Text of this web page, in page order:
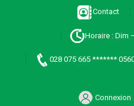
Contact
Horaire : Dim
028 075 665 *******
Connexion